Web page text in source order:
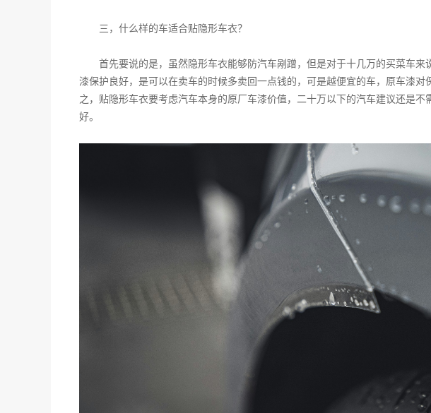
三，什么样的车适合贴隐形车衣？
首先要说的是，虽然隐形车衣能够防汽车剐蹭，但是对于十几万的买菜车
漆保护良好，是可以在卖车的时候多卖回一点钱的，可是越便宜的车，原车漆
之，贴隐形车衣要考虑汽车本身的原厂车漆价值，二十万以下的汽车建议还是
好。